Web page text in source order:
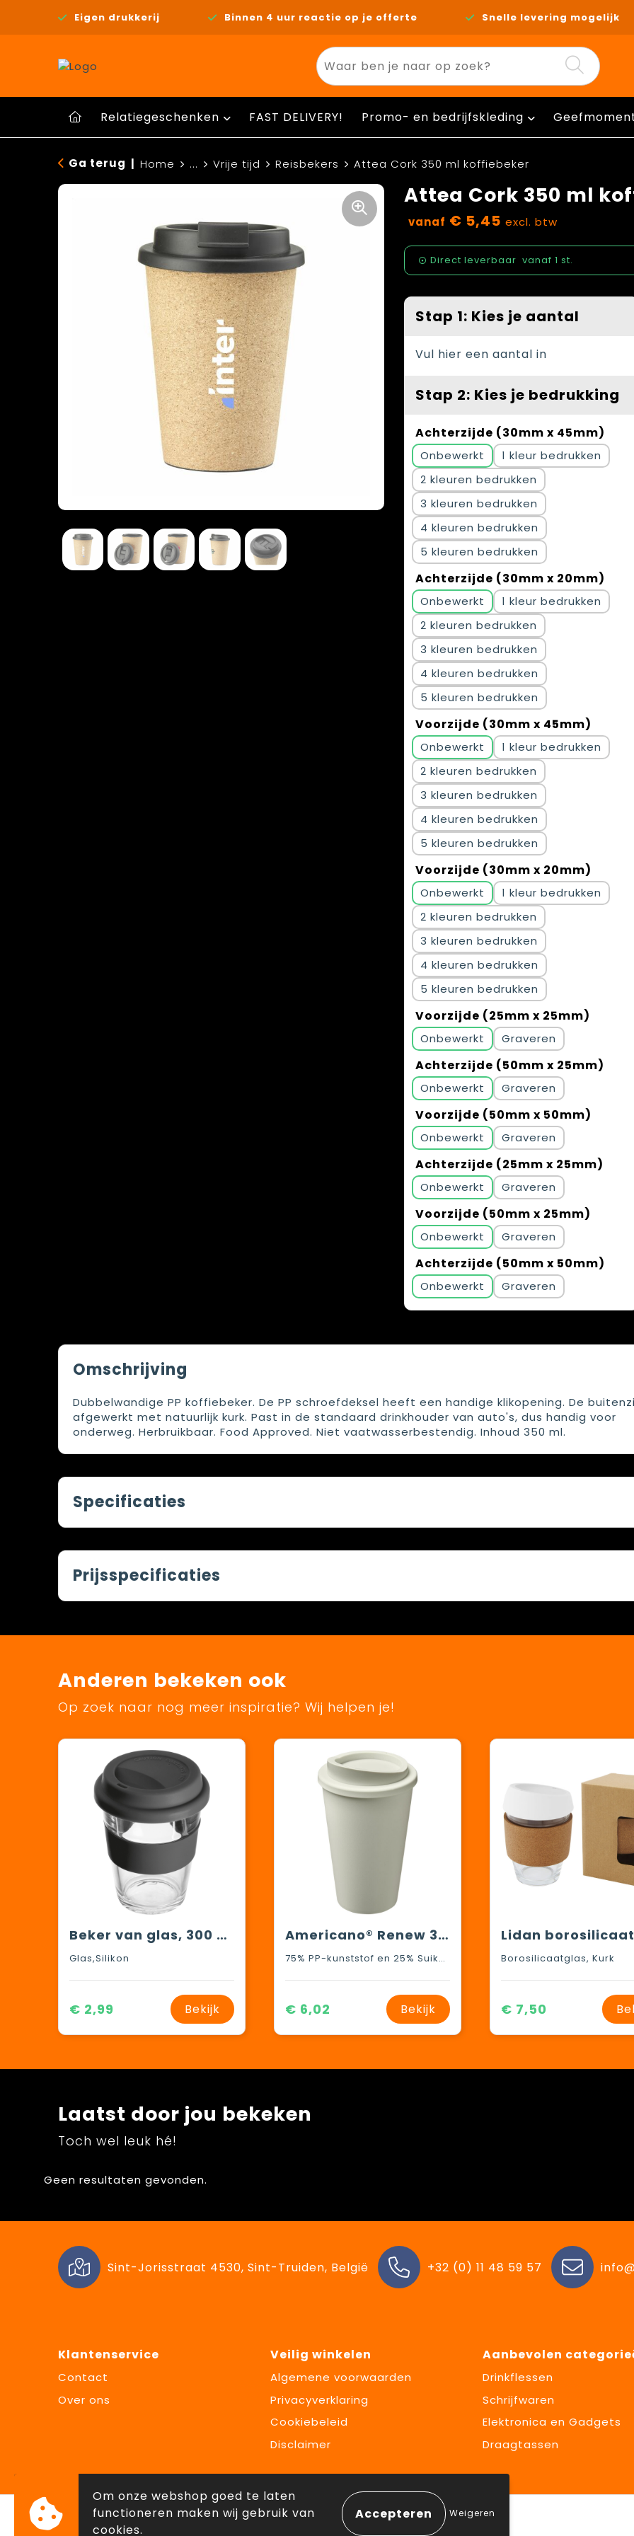
Eigen drukkerij Binnen 4 uur reactie op je offerte Snelle levering mogelijk
Relatiegeschenken FAST DELIVERY! Promo- en bedrijfskleding
Ga terug Home ... Vrije tijd Reisbekers Attea Cork 350 ml koffiebeker
Attea Cork 350 ml
vanaf € 5,45 excl. btw
Direct leverbaar vanaf 1 st.
Stap 1: Kies je aantal
Vul hier een aantal in
Stap 2: Kies je bedrukking
Achterzijde (30mm x 45mm)
Onbewerkt
1
2
3
4
5
Achterzijde (30mm x 20mm)
Onbewerkt
1
2
3
4
5
Voorzijde (30mm x 45mm)
Onbewerkt
1
2
3
4
5
Voorzijde (30mm x 20mm)
Onbewerkt
1
2
3
4
5
Voorzijde (25mm x 25mm)
Onbewerkt Graveren
Achterzijde (50mm x 25mm)
Onbewerkt Graveren
Voorzijde (50mm x 50mm)
Onbewerkt Graveren
Achterzijde (25mm x 25mm)
Onbewerkt Graveren
Voorzijde (50mm x 25mm)
Onbewerkt Graveren
Achterzijde (50mm x 50mm)
Onbewerkt Graveren
Omschrijving
Dubbelwandige PP koffiebeker. De PP schroefdeksel heeft een handige klikopening. De
afgewerkt met natuurlijk kurk. Past in de standaard drinkhouder van auto's, dus handig voor
onderweg. Herbruikbaar. Food Approved. Niet vaatwasserbestendig. Inhoud 350 ml.
Specificaties
Prijsspecificaties
Anderen bekeken ook
Op zoek naar nog meer inspiratie? Wij helpen je!
Beker van glas, 300 ml inhoud
Glas,Silikon
€ 2,99 Bekijk
Americano®­­ Renew 350 ml geïsoleerde beker
75% PP-kunststof en 25% Suikerriet-bioplastic
€ 6,02 Bekijk
Borosilicaatglas, Kurk
€ 7,50
Laatst door jou bekeken
Toch wel leuk hé!
Geen resultaten gevonden.
Sint-Jorisstraat 4530, Sint-Truiden, België +32 (0) 11 48 59 57
Klantenservice
Contact
Over ons
Veilig winkelen
Algemene voorwaarden
Privacyverklaring
Cookiebeleid
Disclaimer
Aanbevolen
Drinkflessen
Schrijfwaren
Elektronica en Gadgets
Draagtassen
© Copyright Lowette Gifts 2026
Om onze webshop goed te laten
functioneren maken wij gebruik van
cookies.
Weigeren